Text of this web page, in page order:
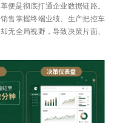
便是彻底打通企业数据链路。
售掌握终端业绩、生产把控车
无全局视野，导致决策片面、